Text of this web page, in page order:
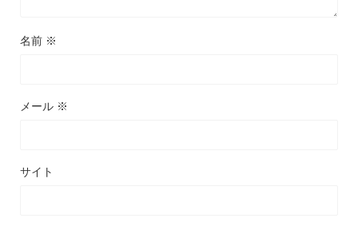
名前 ※
メール ※
サイト